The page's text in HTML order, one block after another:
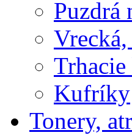
Puzdrá
Kufríky
Tonery,